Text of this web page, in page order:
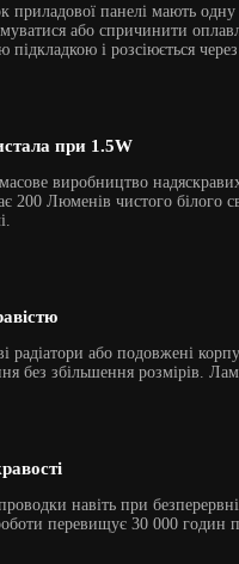
приладової панелі мають
або спричинити
і розсіюється
при 1.5W
виробництво
200 Люменів чистого
або подовжені
без збільшення розмірів.
навіть при
перевищує 30 000